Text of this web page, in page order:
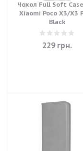
Чохол Full Soft
Xiaomi Poco X3/X3
Black
229грн.